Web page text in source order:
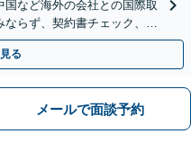
など海外の会社との国際取
らず、契約書チェック、債
予防法務に対応
る
メールで面談予約